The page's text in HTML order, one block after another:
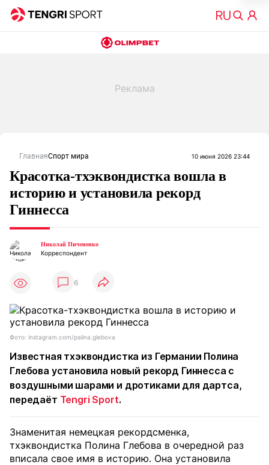
ГлавнаяСпорт мира 10 июня 2026 23:44
Красотка-тхэквондистка вошла в
историю и установила рекорд
Гиннесса
Николай Пичененко
Корреспондент
6
Фото: instagram.com/palina.glebova
Известная тхэквондистка из Германии Полина
Глебова установила новый рекорд Гиннесса с
воздушными шарами и дротиками для дартса,
передаёт Tengri Sport.
Знаменитая немецкая рекордсменка,
тхэквондистка Полина Глебова в очередной раз
вписала свое имя в историю. Она установила